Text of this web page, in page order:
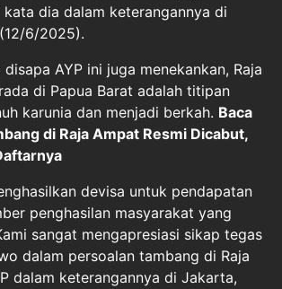
kata dia dalam keterangannya di
6/2025).
AYP ini juga menekankan, Raja
di Papua Barat adalah titipan
karunia dan menjadi berkah. Baca
di Raja Ampat Resmi Dicabut,
devisa untuk pendapatan
penghasilan masyarakat yang
sangat mengapresiasi sikap tegas
dalam persoalan tambang di Raja
dalam keterangannya di Jakarta,